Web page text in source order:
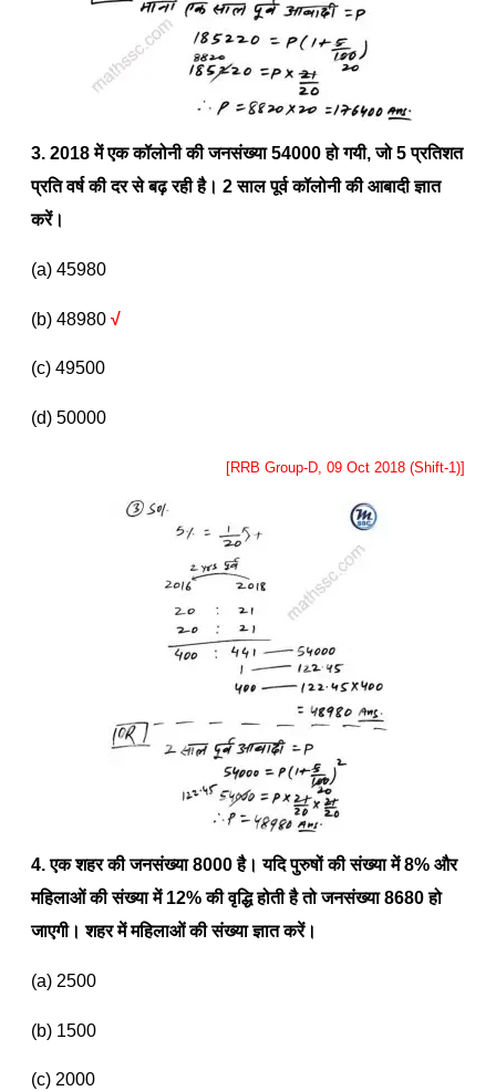
3. 2018में एक कॉलोनी की जनसंख्या54000हो गयी,जो5प्रतिशत
प्रति वर्ष की दर से बढ़ रही है। 2साल पूर्व कॉलोनी की आबादी ज्ञात
करें।
(a) 45980
(b) 48980√
(c) 49500
(d) 50000
[RRB Group-D, 09 Oct 2018 (Shift-1)]
4. एक शहर की जनसंख्या8000है। यदि पुरुषों की संख्या में8%और
महिलाओं की संख्या में12%की वृद्धि होती है तो जनसंख्या8680हो
जाएगी। शहर में महिलाओं की संख्या ज्ञात करें।
(a) 2500
(b) 1500
(c) 2000